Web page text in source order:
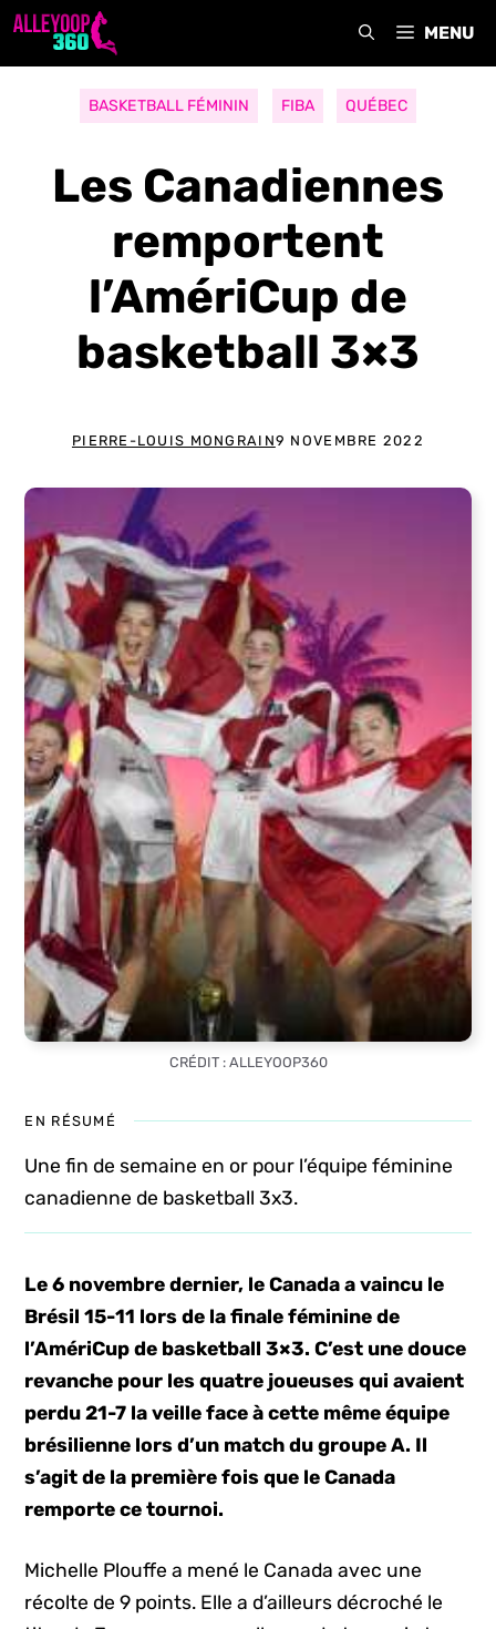
Aller
MENU
BASKETBALL FÉMININ FIBA QUÉBEC
Les Canadiennes
remportent
l’AmériCup de
basketball 3×3
PIERRE-LOUIS MONGRAIN9 NOVEMBRE 2022
CRÉDIT : ALLEYOOP360
EN RÉSUMÉ
Une fin de semaine en or pour l’équipe féminine
canadienne de basketball 3x3.
Le 6 novembre dernier, le Canada a vaincu le
Brésil 15-11 lors de la finale féminine de
l’AmériCup de basketball 3×3. C’est une douce
revanche pour les quatre joueuses qui avaient
perdu 21-7 la veille face à cette même équipe
brésilienne lors d’un match du groupe A. Il
s’agit de la première fois que le Canada
remporte ce tournoi.
Michelle Plouffe a mené le Canada avec une
récolte de 9 points. Elle a d’ailleurs décroché le